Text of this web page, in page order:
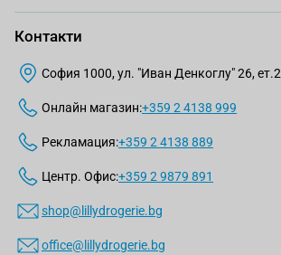
Контакти
София 1000, ул. "Иван Денкоглу" 26, ет.2
Онлайн магазин:+359 2 4138 999
Рекламация:+359 2 4138 889
Центр. Офис:+359 2 9879 891
shop@lillydrogerie.bg
office@lillydrogerie.bg